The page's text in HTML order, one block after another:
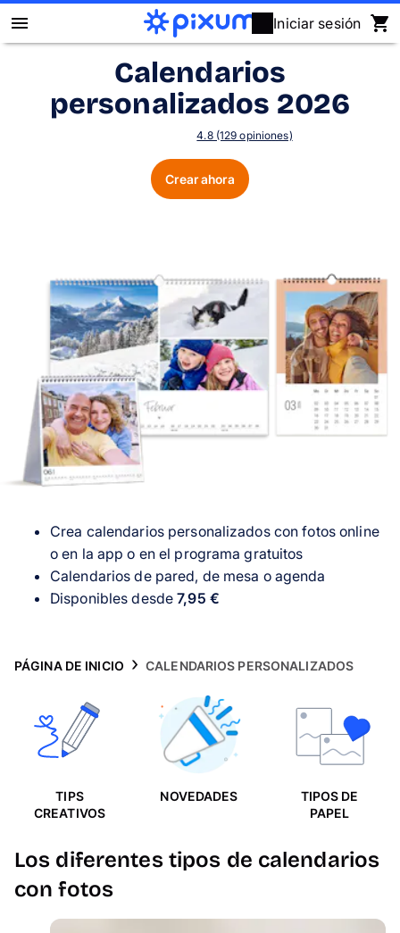
Iniciar sesión
Álbum Digital Pixum
Regalos
Fundas
Tarjetas
Inspiración
Calendarios
personalizados 2026
4.8 (129 opiniones)
Crea calendarios personalizados con fotos online
o en la app o en el programa gratuitos
Calendarios de pared, de mesa o agenda
Disponibles desde7,95 €
Crear ahora
PÁGINA DE INICIO CALENDARIOS PERSONALIZADOS
TIPS
CREATIVOS
NOVEDADES
TIPOS DE
PAPEL
Los diferentes tipos de calendarios
con fotos